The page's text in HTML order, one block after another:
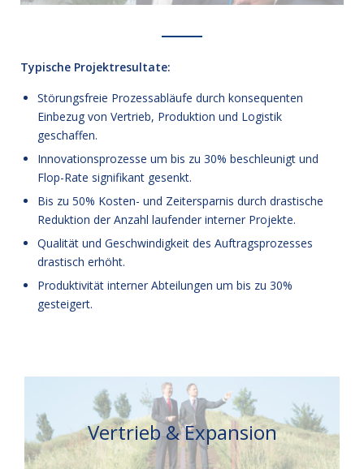
Typische Projektresultate:
Störungsfreie Prozessabläufe durch konsequenten
Einbezug von Vertrieb, Produktion und Logistik
geschaffen.
Innovationsprozesse um bis zu 30% beschleunigt und
Flop-Rate signifikant gesenkt.
Bis zu 50% Kosten- und Zeitersparnis durch drastische
Reduktion der Anzahl laufender interner Projekte.
Qualität und Geschwindigkeit des Auftragsprozesses
drastisch erhöht.
Produktivität interner Abteilungen um bis zu 30%
gesteigert.
Vertrieb & Expansion